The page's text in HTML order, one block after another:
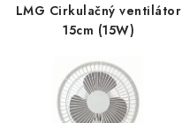
LMG Cirkulačný ventilátor
15cm (15W)